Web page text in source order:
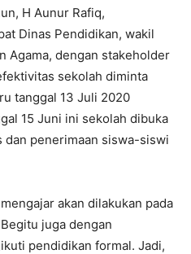
H Aunur Rafiq,
Dinas Pendidikan, wakil
Agama, dengan stakeholder
sekolah diminta
tanggal 13 Juli 2020
15 Juni ini sekolah dibuka
dan penerimaan siswa-siswi
akan dilakukan pada
juga dengan
pendidikan formal. Jadi,